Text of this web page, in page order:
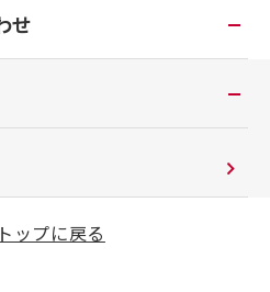
険
り
ント
ウント
暮らす」
トーリー
せ
ト
預かりする大切な書類に
トップに戻る
3
安心
にあわせて4
ました。